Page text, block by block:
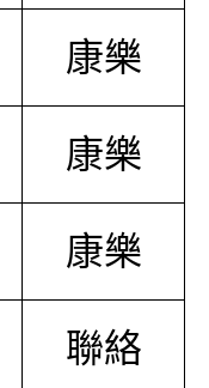
康樂
康樂
康樂
聯絡